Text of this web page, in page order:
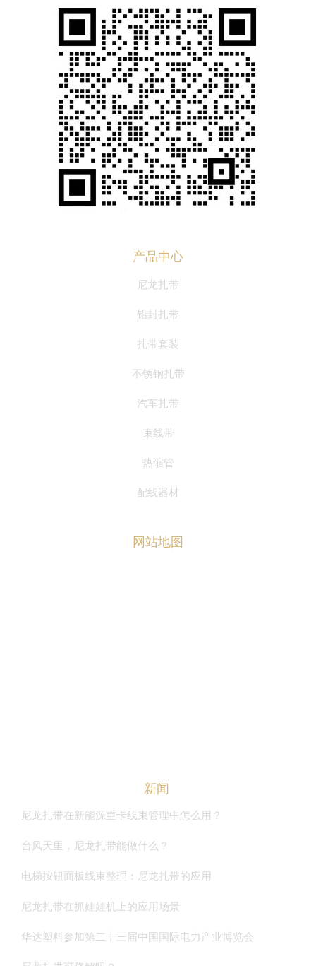
产品中心
尼龙扎带
铅封扎带
扎带套装
不锈钢扎带
汽车扎带
束线带
热缩管
配线器材
网站地图
新闻
尼龙扎带在新能源重卡线束管理中怎么用？
台风天里，尼龙扎带能做什么？
电梯按钮面板线束整理：尼龙扎带的应用
尼龙扎带在抓娃娃机上的应用场景
华达塑料参加第二十三届中国国际电力产业博览会